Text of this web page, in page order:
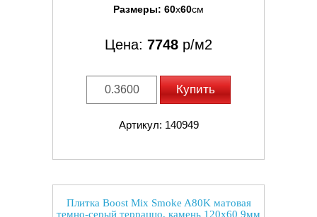
Размеры: 60x60см
Цена: 7748 р/м2
Купить
Артикул: 140949
Плитка Boost Mix Smoke A80K матовая
темно-серый терраццо, камень 120x60 9мм